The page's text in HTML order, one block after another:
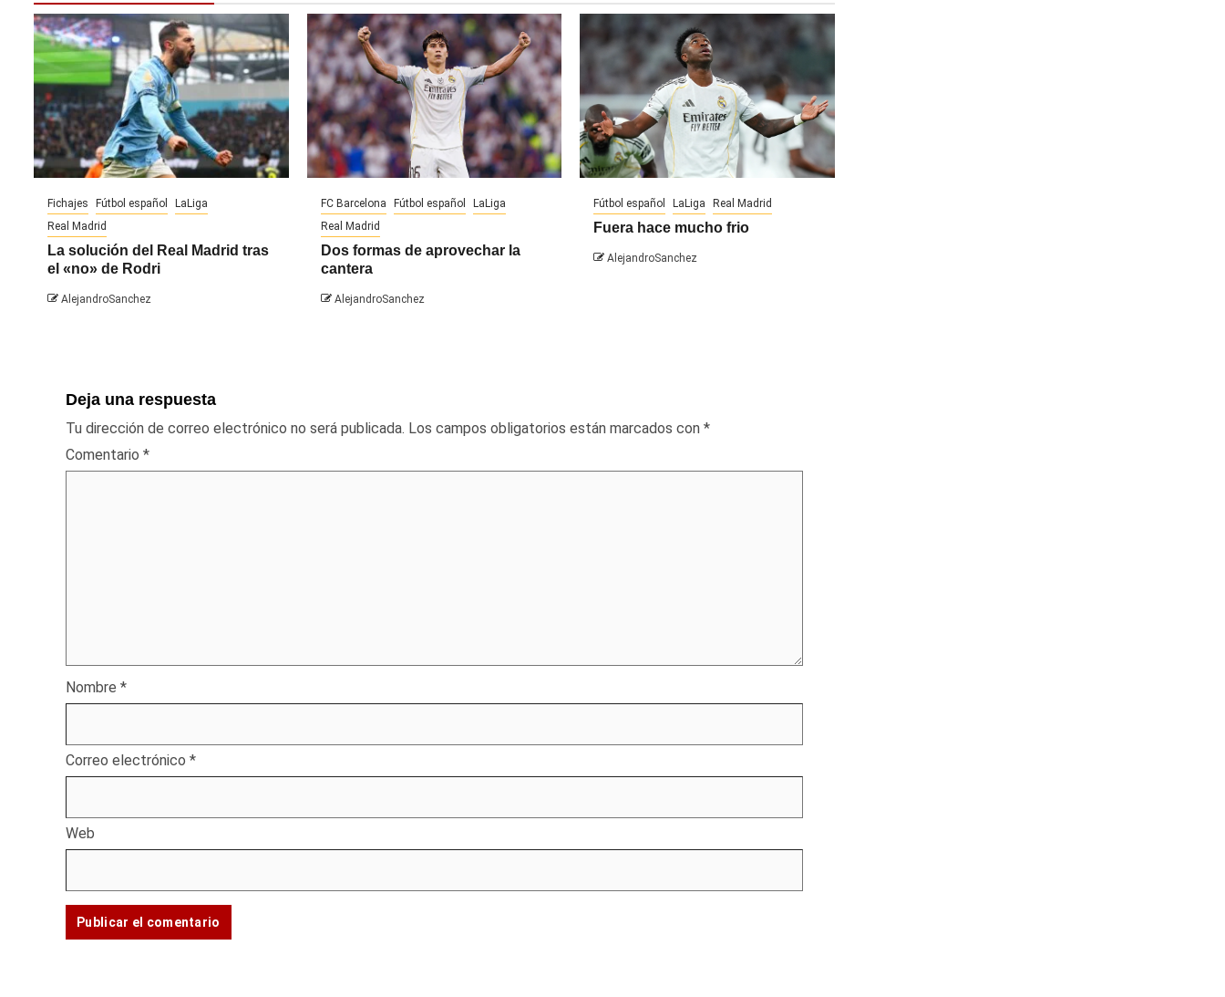
Fichajes Fútbol español
LaLiga
Real Madrid
La solución del Real Madrid tras
el «no» de Rodri
AlejandroSanchez
FC Barcelona Fútbol español
LaLiga
Real Madrid
Dos formas de aprovechar la
cantera
AlejandroSanchez
Fútbol español LaLiga Real Madrid
Fuera hace mucho frio
AlejandroSanchez
Deja una respuesta
Tu dirección de correo electrónico no será publicada. Los campos obligatorios están marcados con *
Comentario *
Nombre *
Correo electrónico *
Web